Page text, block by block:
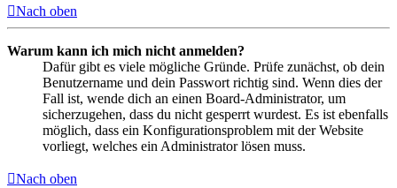
Nach oben
Warum kann ich mich nicht anmelden?
Dafür gibt es viele mögliche Gründe. Prüfe zunächst, ob dein
Benutzername und dein Passwort richtig sind. Wenn dies der
Fall ist, wende dich an einen Board-Administrator, um
sicherzugehen, dass du nicht gesperrt wurdest. Es ist ebenfalls
möglich, dass ein Konfigurationsproblem mit der Website
vorliegt, welches ein Administrator lösen muss.
Nach oben